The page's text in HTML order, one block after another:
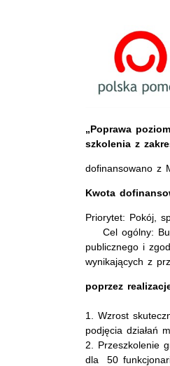
„Poprawa
szkolenia z
dofinansowano z
Kwota
Priorytet: Pokój,
Cel ogólny:
publicznego i
wynikających z
poprzez
1. Wzrost
podjęcia działań
2. Przeszkolenie
dla 50